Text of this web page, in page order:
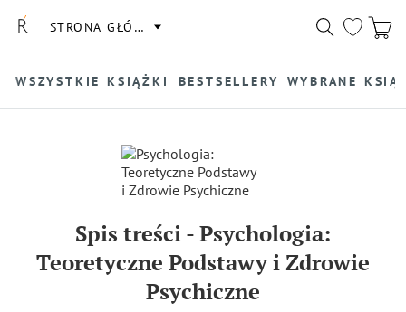
STRONA GŁÓWNA
WSZYSTKIE KSIĄŻKI BESTSELLERY WYBRANE
Spis treści-Psychologia:
Teoretyczne Podstawy i Zdrowie
Psychiczne